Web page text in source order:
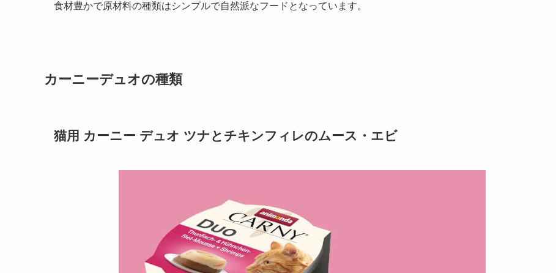
食材豊かで原材料の種類はシンプルで自然派なフードとなっています。
カーニーデュオの種類
猫用 カーニー デュオ ツナとチキンフィレのムース・エビ